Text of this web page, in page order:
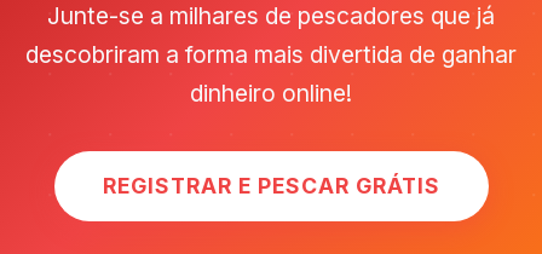
Junte-se a milhares de pescadores que já
descobriram a forma mais divertida de ganhar
dinheiro online!
REGISTRAR E PESCAR GRÁTIS